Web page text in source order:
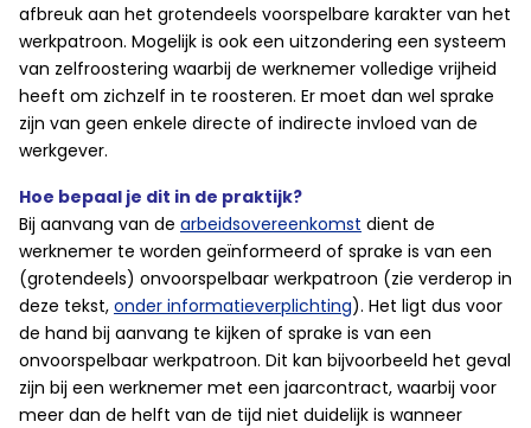
afbreuk aan het grotendeels voorspelbare karakter van het
werkpatroon. Mogelijk is ook een uitzondering een systeem
van zelfroostering waarbij de werknemer volledige vrijheid
heeft om zichzelf in te roosteren. Er moet dan wel sprake
zijn van geen enkele directe of indirecte invloed van de
werkgever.
Hoe bepaal je dit in de praktijk?
Bij aanvang van de arbeidsovereenkomst dient de
werknemer te worden geïnformeerd of sprake is van een
(grotendeels) onvoorspelbaar werkpatroon (zie verderop in
deze tekst, onder informatieverplichting). Het ligt dus voor
de hand bij aanvang te kijken of sprake is van een
onvoorspelbaar werkpatroon. Dit kan bijvoorbeeld het geval
zijn bij een werknemer met een jaarcontract, waarbij voor
meer dan de helft van de tijd niet duidelijk is wanneer